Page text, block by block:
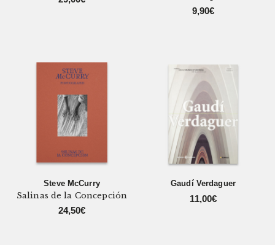
9,90€
Steve McCurry
Salinas de la Concepción
24,50€
Gaudí Verdaguer
11,00€